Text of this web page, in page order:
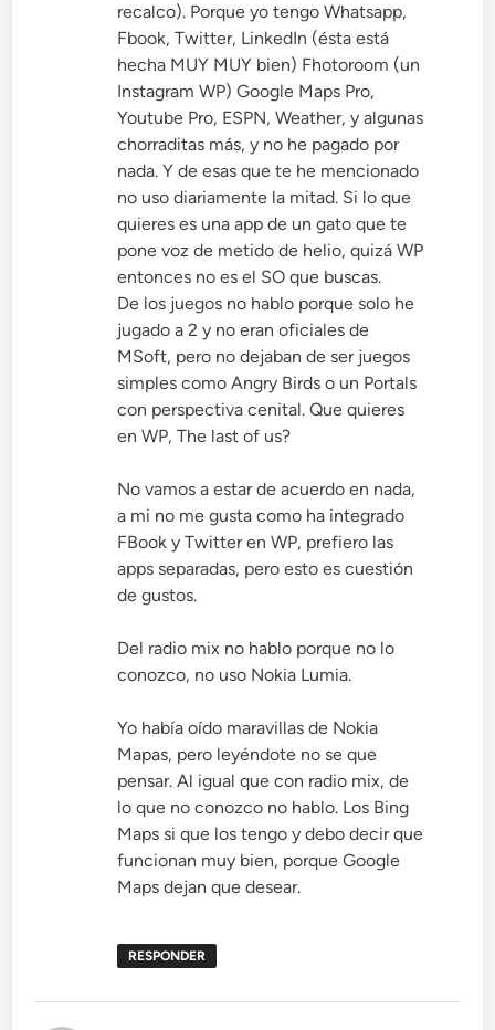
recalco). Porque yo tengo Whatsapp,
Fbook, Twitter, LinkedIn (ésta está
hecha MUY MUY bien) Fhotoroom (un
Instagram WP) Google Maps Pro,
Youtube Pro, ESPN, Weather, y algunas
chorraditas más, y no he pagado por
nada. Y de esas que te he mencionado
no uso diariamente la mitad. Si lo que
quieres es una app de un gato que te
pone voz de metido de helio, quizá WP
entonces no es el SO que buscas.
De los juegos no hablo porque solo he
jugado a 2 y no eran oficiales de
MSoft, pero no dejaban de ser juegos
simples como Angry Birds o un Portals
con perspectiva cenital. Que quieres
en WP, The last of us?
No vamos a estar de acuerdo en nada,
a mi no me gusta como ha integrado
FBook y Twitter en WP, prefiero las
apps separadas, pero esto es cuestión
de gustos.
Del radio mix no hablo porque no lo
conozco, no uso Nokia Lumia.
Yo había oído maravillas de Nokia
Mapas, pero leyéndote no se que
pensar. Al igual que con radio mix, de
lo que no conozco no hablo. Los Bing
Maps si que los tengo y debo decir que
funcionan muy bien, porque Google
Maps dejan que desear.
RESPONDER